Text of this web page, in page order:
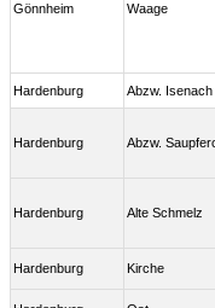
Gönnheim Waage
Hardenburg Abzw. Isenach
Hardenburg Abzw.
Hardenburg Alte Schmelz
Hardenburg Kirche